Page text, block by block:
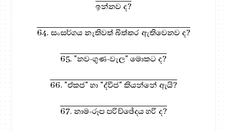
ඉන්නව ද?
64. සංසර්ගය නැතිවත් බිත්තර ඇතිවෙනව ද?
65. "නව-ගුණ-වැල" මොකට ද?
66. "ඒකජ" හා "ද්වීජ" කියන්නේ ඇයි?
67. නාම-රූප පරිච්ඡේදය හරි ද?